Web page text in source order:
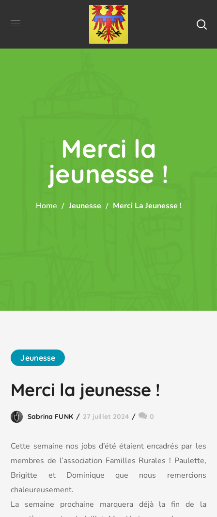
Merci la
jeunesse !
Home Jeunesse Merci La Jeunesse !
Jeunesse
Merci la jeunesse !
Sabrina FUNK 27 juillet 2024 0
Cette semaine nos jobs d’été étaient encadrés par les
membres de l’association Familles Rurales ! Paulette,
Brigitte et Dominique que nous remercions
chaleureusement.
La semaine prochaine marquera déjà la fin de la